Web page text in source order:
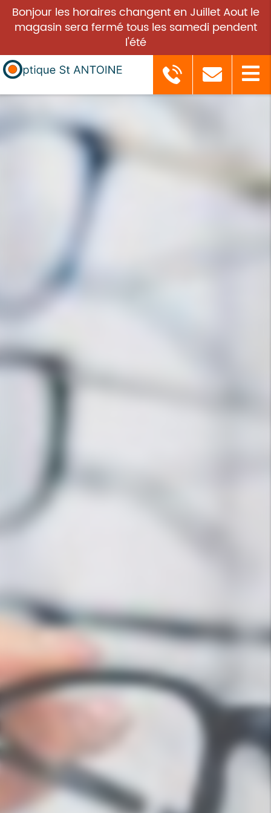
Bonjour les horaires changent en Juillet Aout le
magasin sera fermé tous les samedi pendent
l'été